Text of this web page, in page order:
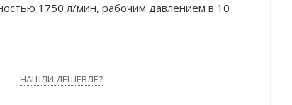
1750 л/мин, рабочим давлением в 10
в 15 кВт. Работает от сети напряжением в
НАШЛИ ДЕШЕВЛЕ?